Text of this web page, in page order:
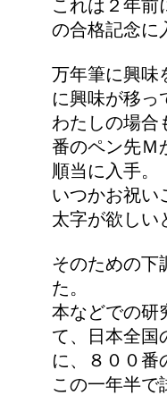
これは２年前
の合格記念に
万年筆に興味
に興味が移っ
わたしの場合
番のペン先Ｍ
順当に入手。
いつかお祝い
太字が欲しい
そのための下
た。
本などでの研
て、日本全国
に、８００番
この一年半で